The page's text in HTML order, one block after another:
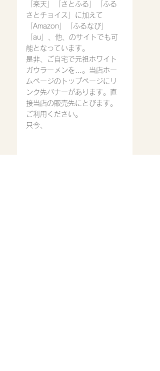
「楽天」「さとふる」「ふる
さとチョイス」に加えて
「Amazon」「ふるなび」
「au」、他、のサイトでも可
能となっています。
是非、ご自宅で元祖ホワイト
ガウラーメンを…。当店ホー
ムページのトップページにリ
ンク先バナーがあります。直
接当店の販売先にとびます。
ご利用ください。
只今、